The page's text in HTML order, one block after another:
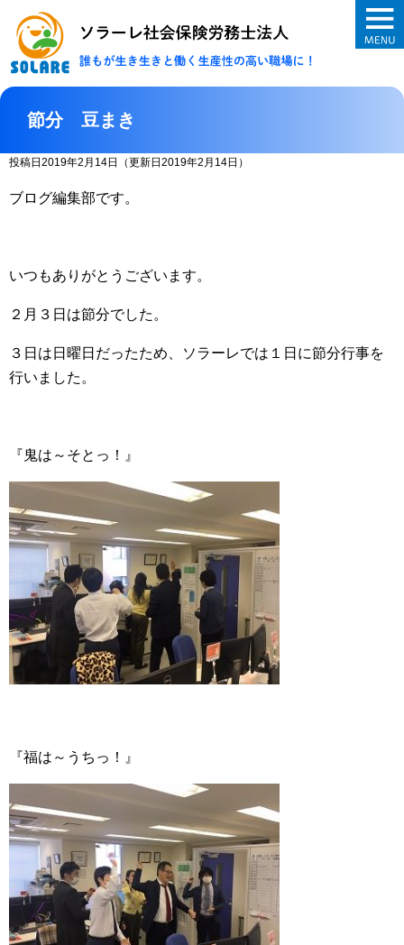
ソラーレ社会保
節分 豆まき
投稿日2019年2月14日 （更新日2019年2月14日）
ブログ編集部です。
いつもありがとうございます。
２月３日は節分でした。
３日は日曜日だったため、ソラーレでは１日に節分行事を
行いました。
『鬼は～そとっ！』
『福は～うちっ！』